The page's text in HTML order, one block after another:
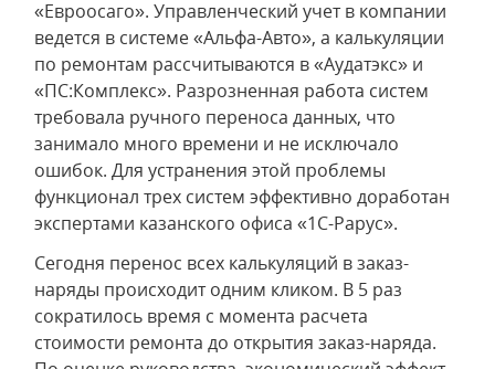
«Евроосаго». Управленческий учет в компании
ведется в системе «Альфа-Авто», а калькуляции
по ремонтам рассчитываются в «Аудатэкс» и
«ПС:Комплекс». Разрозненная работа систем
требовала ручного переноса данных, что
занимало много времени и не исключало
ошибок. Для устранения этой проблемы
функционал трех систем эффективно доработан
экспертами казанского офиса «1С-Рарус».
Сегодня перенос всех калькуляций в заказ-
наряды происходит одним кликом. В 5 раз
сократилось время с момента расчета
стоимости ремонта до открытия заказ-наряда.